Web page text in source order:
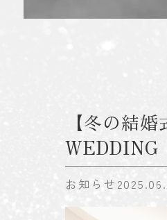
【冬の結
WEDDING
お知らせ